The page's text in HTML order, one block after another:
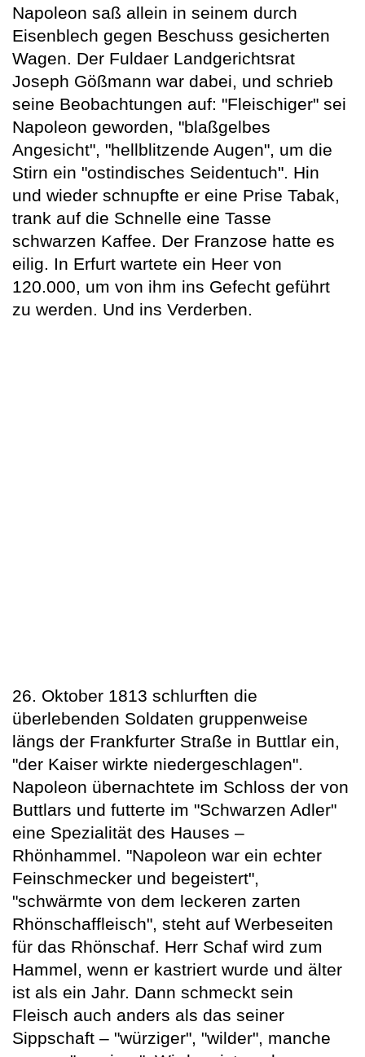
Napoleon saß allein in seinem durch
Eisenblech gegen Beschuss gesicherten
Wagen. Der Fuldaer Landgerichtsrat
Joseph Gößmann war dabei, und schrieb
seine Beobachtungen auf: "Fleischiger" sei
Napoleon geworden, "blaßgelbes
Angesicht", "hellblitzende Augen", um die
Stirn ein "ostindisches Seidentuch". Hin
und wieder schnupfte er eine Prise Tabak,
trank auf die Schnelle eine Tasse
schwarzen Kaffee. Der Franzose hatte es
eilig. In Erfurt wartete ein Heer von
120.000, um von ihm ins Gefecht geführt
zu werden. Und ins Verderben.
26. Oktober 1813 schlurften die
überlebenden Soldaten gruppenweise
längs der Frankfurter Straße in Buttlar ein,
"der Kaiser wirkte niedergeschlagen".
Napoleon übernachtete im Schloss der von
Buttlars und futterte im "Schwarzen Adler"
eine Spezialität des Hauses –
Rhönhammel. "Napoleon war ein echter
Feinschmecker und begeistert",
"schwärmte von dem leckeren zarten
Rhönschaffleisch", steht auf Werbeseiten
für das Rhönschaf. Herr Schaf wird zum
Hammel, wenn er kastriert wurde und älter
ist als ein Jahr. Dann schmeckt sein
Fleisch auch anders als das seiner
Sippschaft – "würziger", "wilder", manche